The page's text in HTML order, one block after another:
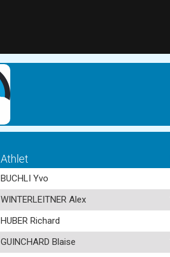
Athlet
BUCHLI Yvo
WINTERLEITNER Alex
HUBER Richard
GUINCHARD Blaise